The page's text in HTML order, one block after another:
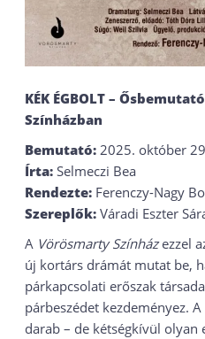
KÉK ÉGBOLT –
Színházban
Bemutató: 2025. október
Írta: Selmeczi Bea
Rendezte: Ferenczy-Nagy
Szereplők: Váradi Eszter
A Vörösmarty Színházezzel
új kortárs drámát mutat be,
párkapcsolati erőszak
párbeszédet kezdeményez. A
darab – de kétségkívül olyan